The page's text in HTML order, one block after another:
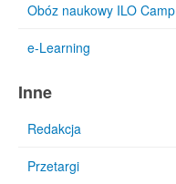
Obóz naukowy ILO Camp
e-Learning
Inne
Redakcja
Przetargi